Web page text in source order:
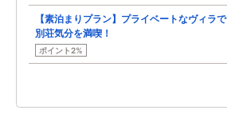
【素泊まりプラン】プライベートなヴィラで
別荘気分を満喫！
ポイント2%